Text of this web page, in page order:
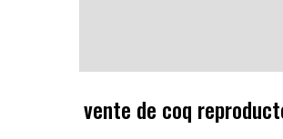
vente de coq